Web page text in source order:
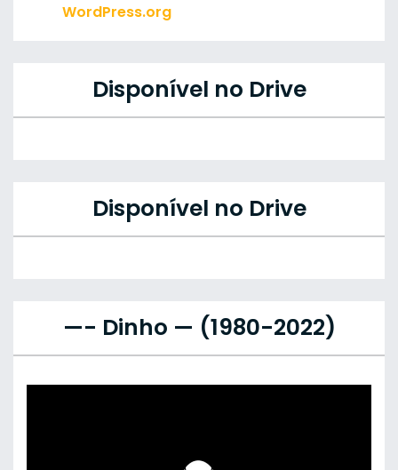
WordPress.org
Disponível no Drive
Disponível no Drive
—- Dinho — (1980-2022)